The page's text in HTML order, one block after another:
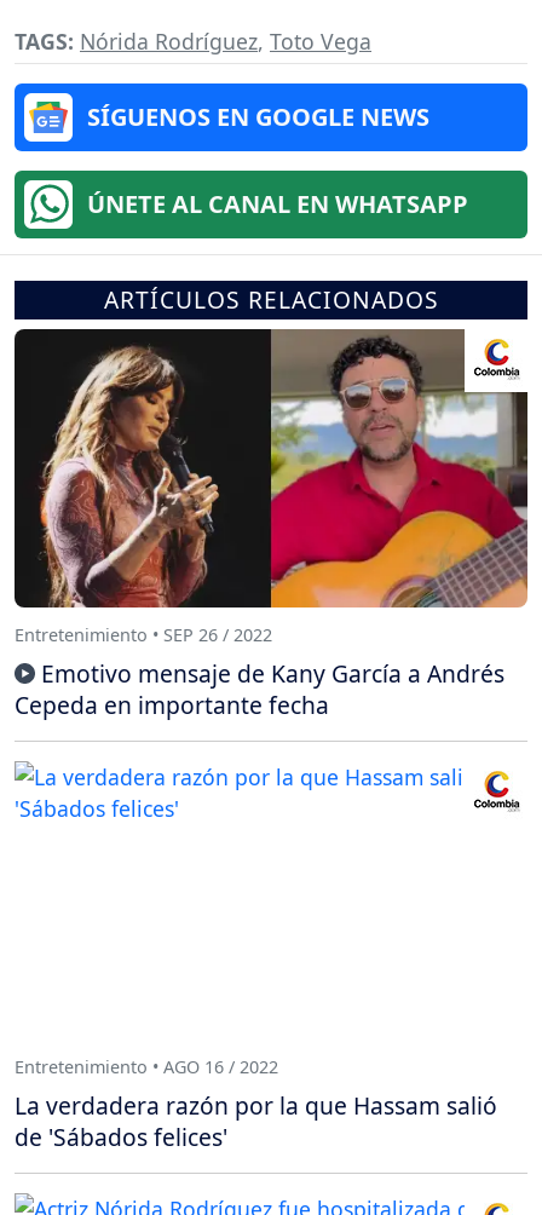
TAGS: Nórida Rodríguez, Toto Vega
SÍGUENOS EN GOOGLE NEWS
ÚNETE AL CANAL EN WHATSAPP
ARTÍCULOS RELACIONADOS
Entretenimiento • SEP 26 / 2022
Emotivo mensaje de Kany García a Andrés
Cepeda en importante fecha
Entretenimiento • AGO 16 / 2022
La verdadera razón por la que Hassam salió
de 'Sábados felices'